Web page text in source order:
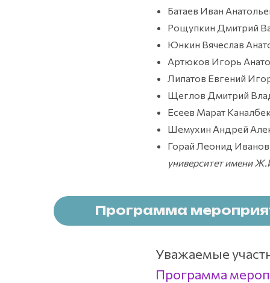
Батаев Иван
Рощупкин Дмитрий
Юнкин Вячеслав
Артюков Игорь
Липатов Евгений
Щеглов Дмитрий
Есеев Марат
Шемухин Андрей
Горай Леонид
университет имени
Программа
Уважаемые
Программа